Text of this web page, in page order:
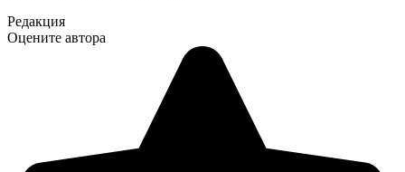
Редакция
Оцените автора